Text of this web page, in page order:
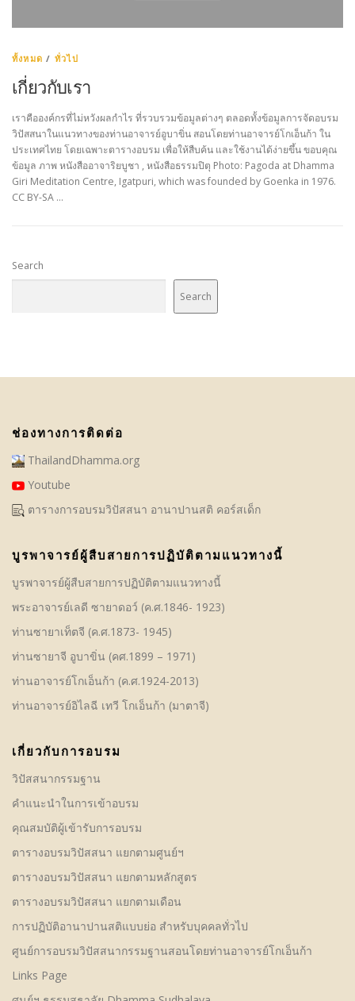
ทั้งหมด / ทั่วไป
เกี่ยวกับเรา
เราคือองค์กรที่ไม่หวังผลกำไร ที่รวบรวมข้อมูลต่างๆ ตลอดทั้งข้อมูลการจัดอบรม
วิปัสสนาในแนวทางของท่านอาจารย์อูบาขิ่น สอนโดยท่านอาจารย์โกเอ็นก้า ใน
ประเทศไทย โดยเฉพาะตารางอบรม เพื่อให้สืบค้น และใช้งานได้ง่ายขึ้น ขอบคุณ
ข้อมูล ภาพ หนังสืออาจาริยบูชา , หนังสือธรรมปิตุ Photo: Pagoda at Dhamma
Giri Meditation Centre, Igatpuri, which was founded by Goenka in 1976.
CC BY-SA …
Search
Search
ช่องทางการติดต่อ
ThailandDhamma.org
Youtube
ตารางการอบรมวิปัสสนา อานาปานสติ คอร์สเด็ก
บูรพาจารย์ผู้สืบสายการปฏิบัติตามแนวทางนี้
บูรพาจารย์ผู้สืบสายการปฏิบัติตามแนวทางนี้
พระอาจารย์เลดี ซายาดอว์ (ค.ศ.1846- 1923)
ท่านซายาเท็ตจี (ค.ศ.1873- 1945)
ท่านซายาจี อูบาขิ่น (คศ.1899 – 1971)
ท่านอาจารย์โกเอ็นก้า (ค.ศ.1924-2013)
ท่านอาจารย์อิไลฉี เทวี โกเอ็นก้า (มาตาจี)
เกี่ยวกับการอบรม
วิปัสสนากรรมฐาน
คําแนะนำในการเข้าอบรม
คุณสมบัติผู้เข้ารับการอบรม
ตารางอบรมวิปัสสนา แยกตามศูนย์ฯ
ตารางอบรมวิปัสสนา แยกตามหลักสูตร
ตารางอบรมวิปัสสนา แยกตามเดือน
การปฏิบัติอานาปานสติแบบย่อ สำหรับบุคคลทั่วไป
ศูนย์การอบรมวิปัสสนากรรมฐานสอนโดยท่านอาจารย์โกเอ็นก้า
Links Page